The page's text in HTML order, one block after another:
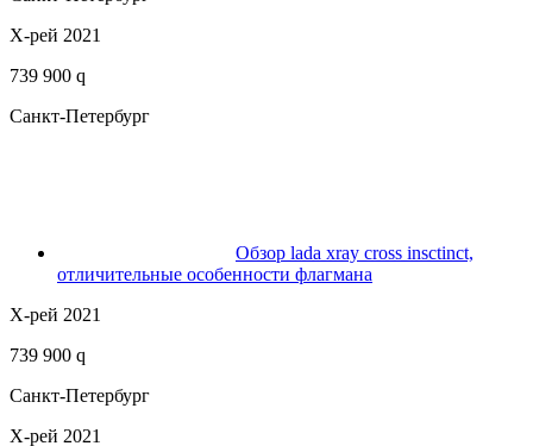
Х-рей 2021
739 900 q
Санкт-Петербург
Обзор lada xray cross insctinct,
отличительные особенности флагмана
Х-рей 2021
739 900 q
Санкт-Петербург
Х-рей 2021